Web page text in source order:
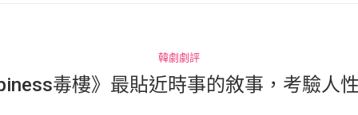
韓劇劇評
毒樓》最貼近時事的敘事，考驗人